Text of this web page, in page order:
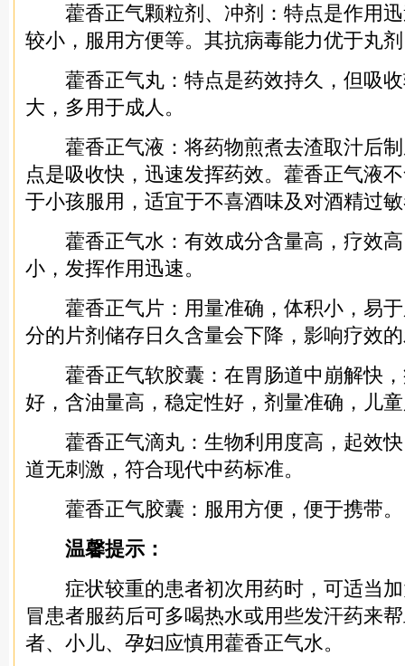
藿香正气颗粒剂、冲剂：特点是作用迅
较小，服用方便等。其抗病毒能力优于丸
藿香正气丸：特点是药效持久，但吸收
大，多用于成人。
藿香正气液：将药物煎煮去渣取汁后制
点是吸收快，迅速发挥药效。藿香正气液
于小孩服用，适宜于不喜酒味及对酒精过
藿香正气水：有效成分含量高，疗效高
小，发挥作用迅速。
藿香正气片：用量准确，体积小，易于
分的片剂储存日久含量会下降，影响疗效
藿香正气软胶囊：在胃肠道中崩解快，
好，含油量高，稳定性好，剂量准确，儿
藿香正气滴丸：生物利用度高，起效快
道无刺激，符合现代中药标准。
藿香正气胶囊：服用方便，便于携带。
温馨提示：
症状较重的患者初次用药时，可适当加
冒患者服药后可多喝热水或用些发汗药来
者、小儿、孕妇应慎用藿香正气水。